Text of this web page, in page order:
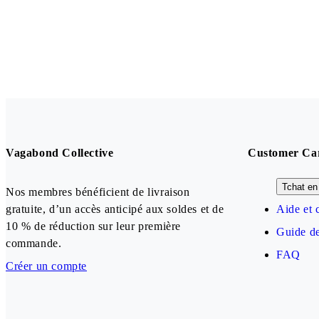
Vagabond Collective
Nos membres bénéficient de livraison
gratuite, d’un accès anticipé aux soldes et de
10 % de réduction sur leur première
commande.
Créer un compte
Customer
Tchat
Aide et
Guide
FAQ